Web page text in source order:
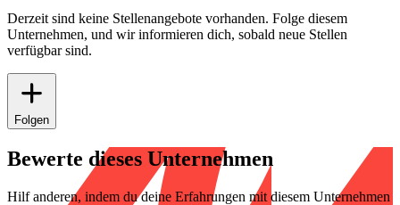
Derzeit sind keine Stellenangebote vorhanden. Folge diesem
Unternehmen, und wir informieren dich, sobald neue Stellen
verfügbar sind.
Folgen
Bewerte dieses Unternehmen
Hilf anderen, indem du deine Erfahrungen mit diesem Unternehmen